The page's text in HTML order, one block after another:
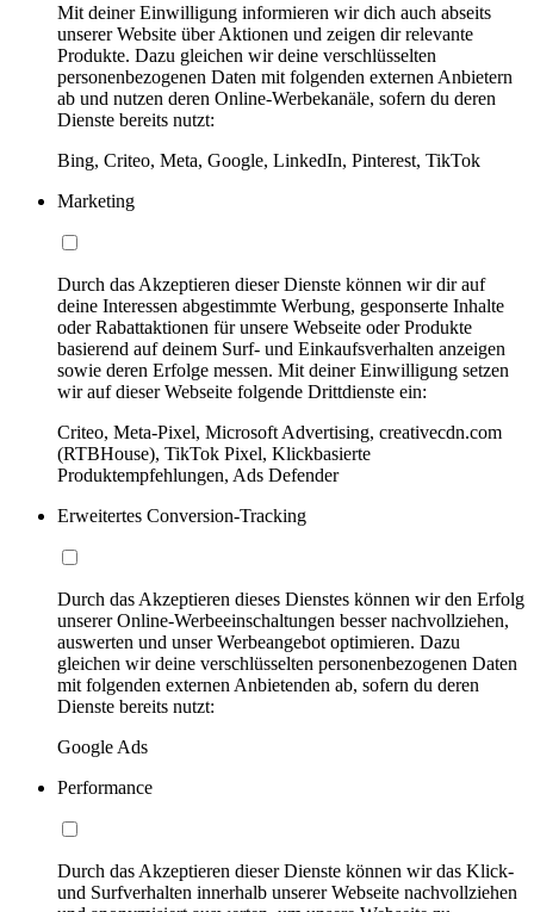
Mit deiner Einwilligung informieren wir dich auch abseits
unserer Website über Aktionen und zeigen dir relevante
Produkte. Dazu gleichen wir deine verschlüsselten
personenbezogenen Daten mit folgenden externen Anbietern
ab und nutzen deren Online-Werbekanäle, sofern du deren
Dienste bereits nutzt:
Bing, Criteo, Meta, Google, LinkedIn, Pinterest, TikTok
Marketing
Durch das Akzeptieren dieser Dienste können wir dir auf
deine Interessen abgestimmte Werbung, gesponserte Inhalte
oder Rabattaktionen für unsere Webseite oder Produkte
basierend auf deinem Surf- und Einkaufsverhalten anzeigen
sowie deren Erfolge messen. Mit deiner Einwilligung setzen
wir auf dieser Webseite folgende Drittdienste ein:
Criteo, Meta-Pixel, Microsoft Advertising, creativecdn.com
(RTBHouse), TikTok Pixel, Klickbasierte
Produktempfehlungen, Ads Defender
Erweitertes Conversion-Tracking
Durch das Akzeptieren dieses Dienstes können wir den Erfolg
unserer Online-Werbeeinschaltungen besser nachvollziehen,
auswerten und unser Werbeangebot optimieren. Dazu
gleichen wir deine verschlüsselten personenbezogenen Daten
mit folgenden externen Anbietenden ab, sofern du deren
Dienste bereits nutzt:
Google Ads
Performance
Durch das Akzeptieren dieser Dienste können wir das Klick-
und Surfverhalten innerhalb unserer Webseite nachvollziehen